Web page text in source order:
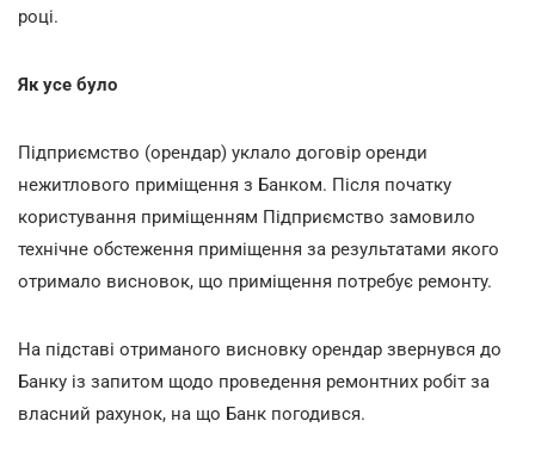
році.
Як усе було
Підприємство (орендар) уклало договір оренди
нежитлового приміщення з Банком. Після початку
користування приміщенням Підприємство замовило
технічне обстеження приміщення за результатами якого
отримало висновок, що приміщення потребує ремонту.
На підставі отриманого висновку орендар звернувся до
Банку із запитом щодо проведення ремонтних робіт за
власний рахунок, на що Банк погодився.